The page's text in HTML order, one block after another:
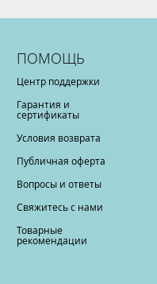
ПОМОЩЬ
Центр поддержки
Гарантия и
сертификаты
Условия возврата
Публичная оферта
Вопросы и ответы
Свяжитесь с нами
Товарные
рекомендации